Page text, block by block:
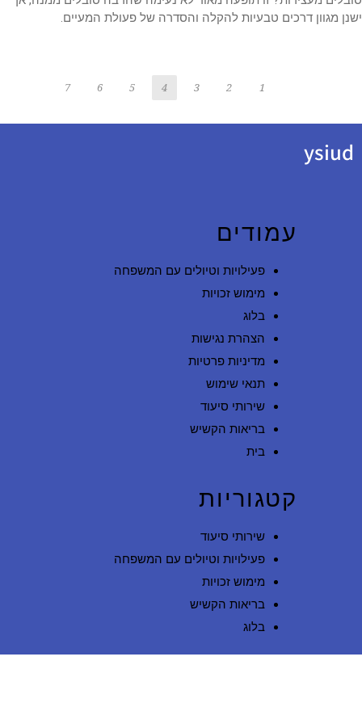
מגוון דרכים טבעיות להקלה והסדרה של פעולת המעיים.
עמודים
פעילויות וטיולים עם המשפחה
מימוש זכויות
בלוג
הצהרת נגישות
מדיניות פרטיות
תנאי שימוש
שירותי סיעוד
בריאות הקשיש
בית
קטגוריות
שירותי סיעוד
פעילויות וטיולים עם המשפחה
מימוש זכויות
בריאות הקשיש
בלוג